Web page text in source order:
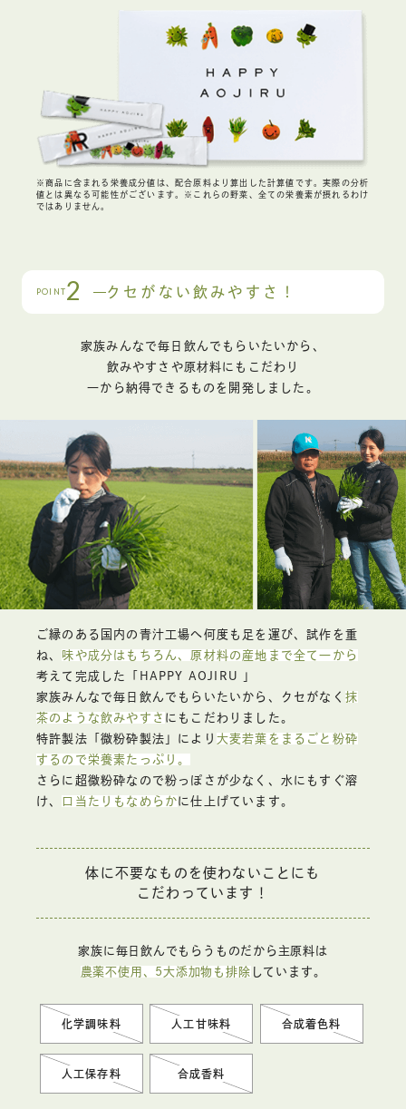
※商品に含まれる栄養成分値は、配合原料より算出した計算値です。実際の分析
値とは異なる可能性がございます。※これらの野菜、全ての栄養素が摂れるわけ
ではありません。
POINT2 クセがない飲みやすさ！
家族みんなで毎日飲んでもらいたいから、
飲みやすさや原材料にもこだわり
一から納得できるものを開発しました。
ご縁のある国内の青汁工場へ何度も足を運び、試作を重
ね、 味や成分はもちろん、原材料の産地まで全て一から
考えて完成した「HAPPY AOJIRU 」
家族みんなで毎日飲んでもらいたいから、クセがなく 抹
茶のような飲みやすさ にもこだわりました。
特許製法「微粉砕製法」により 大麦若葉をまるごと粉砕
するので栄養素たっぷり。
さらに超微粉砕なので粉っぽさが少なく、水にもすぐ溶
け、 口当たりもなめらかに仕上げています。
体に不要なものを使わないことにも
こだわっています！
家族に毎日飲んでもらうものだから主原料は
農薬不使用、5大添加物も排除 しています。
化学調味料 人工甘味料 合成着色料
人工保存料 合成香料